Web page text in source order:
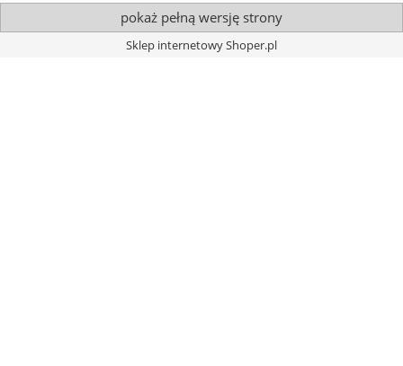
pokaż pełną wersję strony
Sklep internetowy Shoper.pl